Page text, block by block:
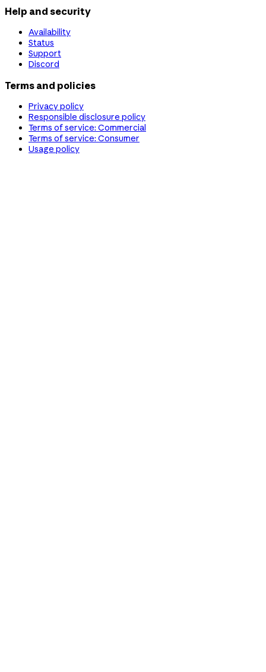
Help and security
Availability
Status
Support
Discord
Terms and policies
Privacy policy
Responsible disclosure policy
Terms of service: Commercial
Terms of service: Consumer
Usage policy